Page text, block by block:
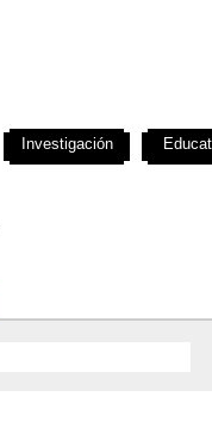
Investigación